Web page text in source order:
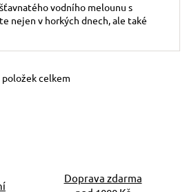
vodního melounu s
nejen v horkých dnech, ale také
Ovládací prvky
položek celkem
Doprava zdarma